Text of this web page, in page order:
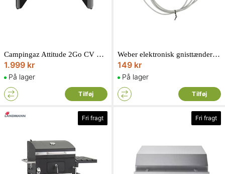
Campingaz Attitude 2Go CV Black gasgrill
1.999 kr
På lager
Tilføj
Weber elektronisk gnisttænder til Genesis II 3-brænder
149 kr
På lager
Tilføj
Fri fragt Fri fragt